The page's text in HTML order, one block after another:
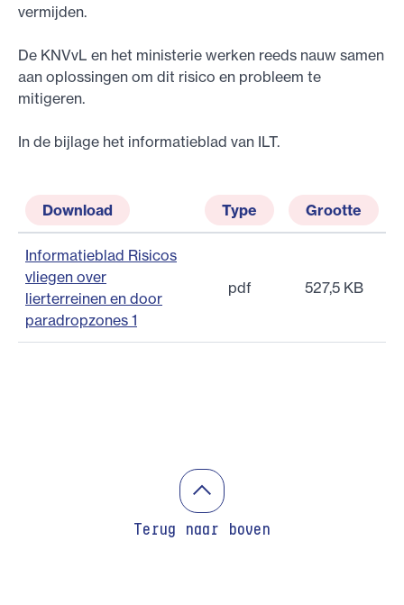
vermijden.
De KNVvL en het ministerie werken reeds nauw samen
aan oplossingen om dit risico en probleem te
mitigeren.
In de bijlage het informatieblad van ILT.
Download Type Grootte
Informatieblad Risicos
vliegen over
lierterreinen en door
paradropzones 1
pdf 527,5 KB
Terug naar boven